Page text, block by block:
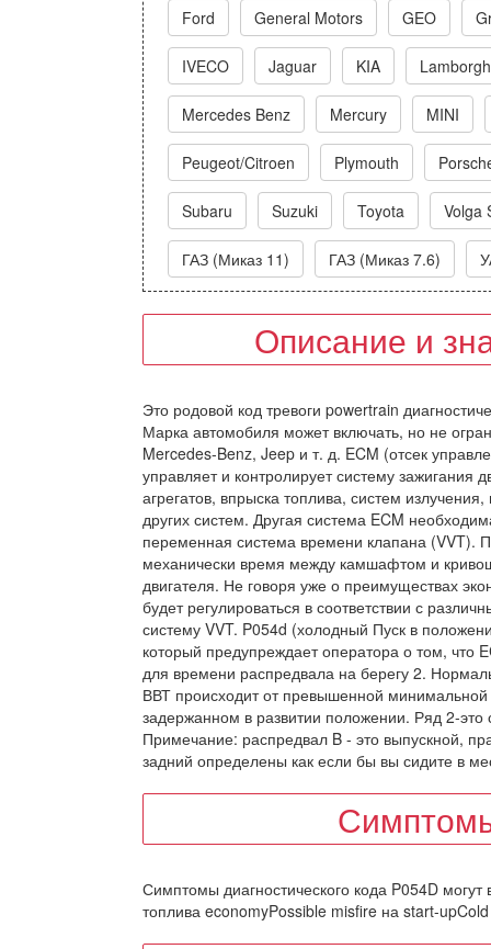
Ford General Motors GEO
IVECO Jaguar KIA
Mercedes Benz Mercury MINI
Peugeot/Citroen Plymouth
Subaru Suzuki Toyota Volga
ГАЗ (Миказ 11) ГАЗ (Миказ 7.6)
Описание и
Это родовой код тревоги powertrain
Марка автомобиля может включать, но не
Mercedes-Benz, Jeep и т. д. ECM (отсек
управляет и контролирует систему зажигания
агрегатов, впрыска топлива, систем
других систем. Другая система ECM
переменная система времени клапана (VVT).
механически время между камшафтом и
двигателя. Не говоря уже о преимуществах
будет регулироваться в соответствии с
систему VVT. P054d (холодный Пуск в
который предупреждает оператора о том, что
для времени распредвала на берегу 2.
ВВТ происходит от превышенной
задержанном в развитии положении. Ряд 2-
Примечание: распредвал B - это выпускной,
задний определены как если бы вы сидите в
Симптомы диагностического кода P054D
топлива economyPossible misfire на start-